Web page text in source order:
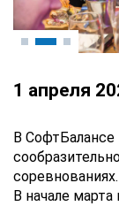
1 апреля
В СофтБалансе
соревнованиях.
В начале